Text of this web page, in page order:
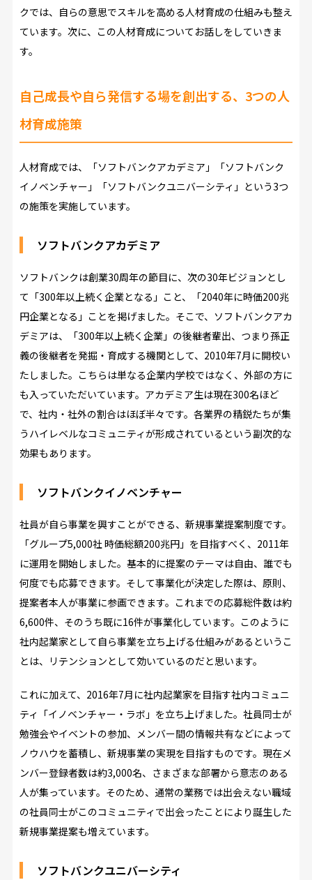
クでは、自らの意思でスキルを高める人材育成の仕組みも整え
ています。次に、この人材育成についてお話しをしていきま
す。
自己成長や自ら発信する場を創出する、3つの人
材育成施策
人材育成では、「ソフトバンクアカデミア」「ソフトバンク
イノベンチャー」「ソフトバンクユニバーシティ」という3つ
の施策を実施しています。
ソフトバンクアカデミア
ソフトバンクは創業30周年の節目に、次の30年ビジョンとし
て「300年以上続く企業となる」こと、「2040年に時価200兆
円企業となる」ことを掲げました。そこで、ソフトバンクアカ
デミアは、「300年以上続く企業」の後継者輩出、つまり孫正
義の後継者を発掘・育成する機関として、2010年7月に開校い
たしました。こちらは単なる企業内学校ではなく、外部の方に
も入っていただいています。アカデミア生は現在300名ほど
で、社内・社外の割合はほぼ半々です。各業界の精鋭たちが集
うハイレベルなコミュニティが形成されているという副次的な
効果もあります。
ソフトバンクイノベンチャー
社員が自ら事業を興すことができる、新規事業提案制度です。
「グループ5,000社 時価総額200兆円」を目指すべく、2011年
に運用を開始しました。基本的に提案のテーマは自由、誰でも
何度でも応募できます。そして事業化が決定した際は、原則、
提案者本人が事業に参画できます。これまでの応募総件数は約
6,600件、そのうち既に16件が事業化しています。このように
社内起業家として自ら事業を立ち上げる仕組みがあるというこ
とは、リテンションとして効いているのだと思います。
これに加えて、2016年7月に社内起業家を目指す社内コミュニ
ティ「イノベンチャー・ラボ」を立ち上げました。社員同士が
勉強会やイベントの参加、メンバー間の情報共有などによって
ノウハウを蓄積し、新規事業の実現を目指すものです。現在メ
ンバー登録者数は約3,000名、さまざまな部署から意志のある
人が集っています。そのため、通常の業務では出会えない職域
の社員同士がこのコミュニティで出会ったことにより誕生した
新規事業提案も増えています。
ソフトバンクユニバーシティ